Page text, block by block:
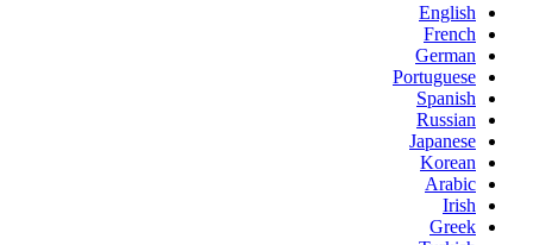
English
French
German
Portuguese
Spanish
Russian
Japanese
Korean
Arabic
Irish
Greek